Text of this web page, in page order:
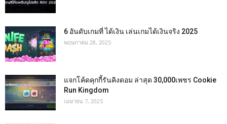
6 อันดับเกมที่ ได้เงิน เล่นเกมได้เงินจริง 2025
พฤษภาคม 28, 2025
แจกโค้ดคุกกี้รันคิงดอม ล่าสุด 30,000เพชร Cookie
Run Kingdom
เมษายน 7, 2025